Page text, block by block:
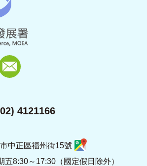
4121166
中正區福州街15號
五8:30～17:30（國定假日除外）